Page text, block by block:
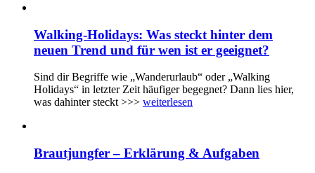
Walking-Holidays: Was steckt hinter dem
neuen Trend und für wen ist er geeignet?
Sind dir Begriffe wie „Wanderurlaub“ oder „Walking
Holidays“ in letzter Zeit häufiger begegnet? Dann lies hier,
was dahinter steckt >>> weiterlesen
Brautjungfer – Erklärung & Aufgaben